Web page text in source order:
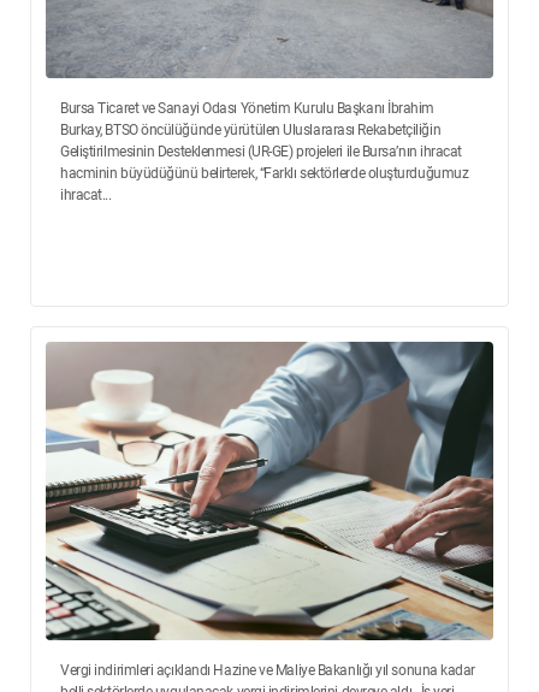
Bursa Ticaret ve Sanayi Odası Yönetim Kurulu Başkanı İbrahim
Burkay, BTSO öncülüğünde yürütülen Uluslararası Rekabetçiliğin
Geliştirilmesinin Desteklenmesi (UR-GE) projeleri ile Bursa’nın ihracat
hacminin büyüdüğünü belirterek, “Farklı sektörlerde oluşturduğumuz
ihracat...
Vergi indirimleri açıklandı Hazine ve Maliye Bakanlığı yıl sonuna kadar